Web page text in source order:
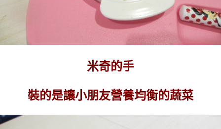
米奇的手
裝的是讓小朋友營養均衡的蔬菜